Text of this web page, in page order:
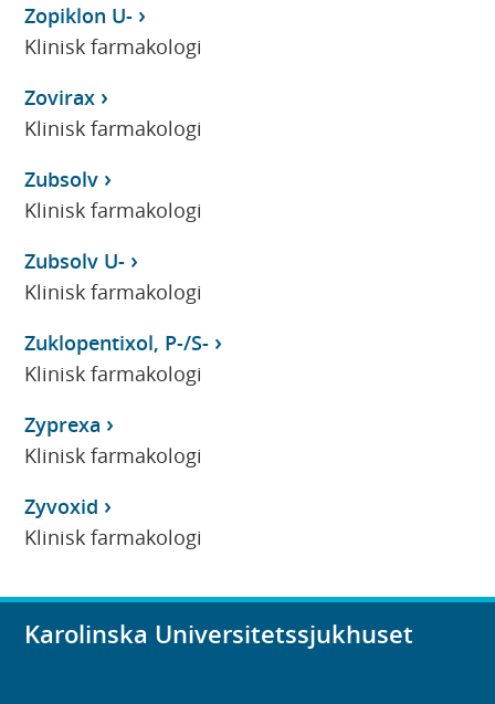
Zopiklon U-
Klinisk farmakologi
Zovirax
Klinisk farmakologi
Zubsolv
Klinisk farmakologi
Zubsolv U-
Klinisk farmakologi
Zuklopentixol, P-/S-
Klinisk farmakologi
Zyprexa
Klinisk farmakologi
Zyvoxid
Klinisk farmakologi
Karolinska Universitetssjukhuset